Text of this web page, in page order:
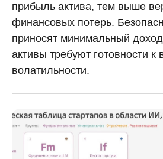
прибыль актива, тем выше
финансовых потерь.
приносят минимальный
активы требуют готовности к
волатильности.